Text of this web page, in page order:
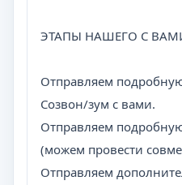
ЭТАПЫ НАШЕГО С
Отправляем
Созвон/зум с вами.
Отправляем
(можем провести
Отправляем